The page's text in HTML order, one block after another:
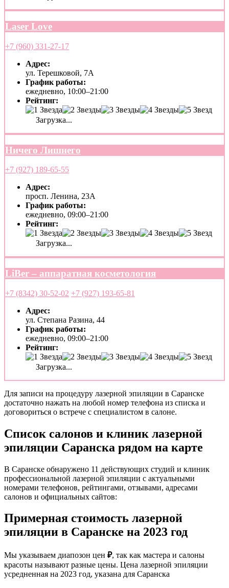
Laser Love
+7 (960) 331-27-17
Адрес:
ул. Терешковой, 7А
График работы:
ежедневно, 10:00–21:00
Рейтинг:
Загрузка...
Ничего Лишнего
+7 (927) 189-65-55
Адрес:
просп. Ленина, 23А
График работы:
ежедневно, 09:00–21:00
Рейтинг:
Загрузка...
LiBer – аппаратная косметология
+7 (8342) 30-52-02 +7 (927) 193-65-81
Адрес:
ул. Степана Разина, 44
График работы:
ежедневно, 09:00–21:00
Рейтинг:
Загрузка...
Для записи на процедуру лазерной эпиляции в Саранске
достаточно нажать на любой номер телефона из списка и
договориться о встрече с специалистом в салоне.
Список салонов и клиник лазерной
эпиляции Саранска рядом на карте
В Саранске обнаружено 11 действующих студий и клиник
профессиональной лазерной эпиляции с актуальными
номерами телефонов, рейтингами, отзывами, адресами
салонов и официальных сайтов:
Примерная стоимость лазерной
эпиляции в Саранске на 2023 год
Мы указываем диапозон цен ₽, так как мастера и салоны
красоты называют разные цены. Цена лазерной эпиляции
усредненная на 2023 год, указана для Саранска